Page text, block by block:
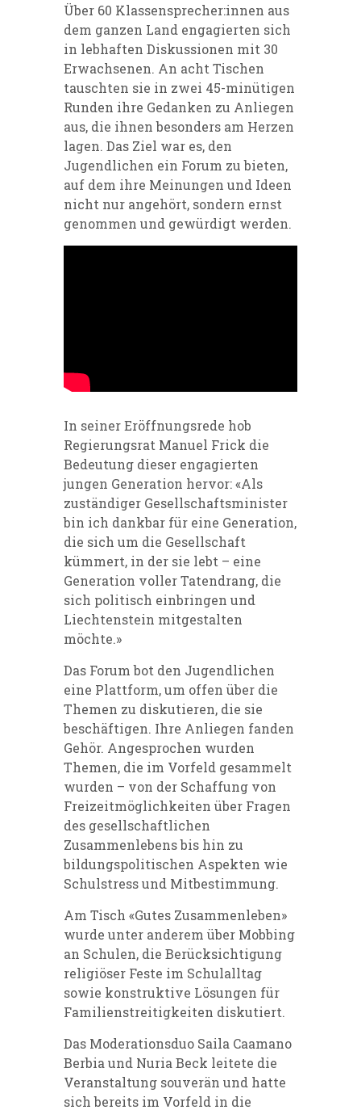
Über 60 Klassensprecher:innen aus
dem ganzen Land engagierten sich
in lebhaften Diskussionen mit 30
Erwachsenen. An acht Tischen
tauschten sie in zwei 45-minütigen
Runden ihre Gedanken zu Anliegen
aus, die ihnen besonders am Herzen
lagen. Das Ziel war es, den
Jugendlichen ein Forum zu bieten,
auf dem ihre Meinungen und Ideen
nicht nur angehört, sondern ernst
genommen und gewürdigt werden.
In seiner Eröffnungsrede hob
Regierungsrat Manuel Frick die
Bedeutung dieser engagierten
jungen Generation hervor: «Als
zuständiger Gesellschaftsminister
bin ich dankbar für eine Generation,
die sich um die Gesellschaft
kümmert, in der sie lebt – eine
Generation voller Tatendrang, die
sich politisch einbringen und
Liechtenstein mitgestalten
möchte.»
Das Forum bot den Jugendlichen
eine Plattform, um offen über die
Themen zu diskutieren, die sie
beschäftigen. Ihre Anliegen fanden
Gehör. Angesprochen wurden
Themen, die im Vorfeld gesammelt
wurden – von der Schaffung von
Freizeitmöglichkeiten über Fragen
des gesellschaftlichen
Zusammenlebens bis hin zu
bildungspolitischen Aspekten wie
Schulstress und Mitbestimmung.
Am Tisch «Gutes Zusammenleben»
wurde unter anderem über Mobbing
an Schulen, die Berücksichtigung
religiöser Feste im Schulalltag
sowie konstruktive Lösungen für
Familienstreitigkeiten diskutiert.
Das Moderationsduo Saila Caamano
Berbia und Nuria Beck leitete die
Veranstaltung souverän und hatte
sich bereits im Vorfeld in die